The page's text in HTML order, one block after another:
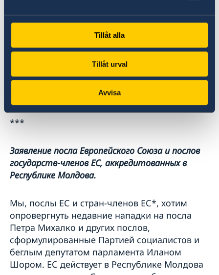
Tillåt alla
Tillåt urval
Avvisa
* Semnatarii sunt ambasadori ai: Uniunii
Europene, Austria, Belgia, Bulgaria, Republica
Cehă, Cipru, Croația, Danemarca, Estonia,
Finlanda, Franța, Germania, Grecia, Irlanda,
Italia, Letonia, Lituania, Olanda, Polonia,
România, Republica Slovacă, Spania, Suedia.
***
Заявление посла Европейского Союза и послов
государств-членов ЕС, аккредитованных в
Республике Молдова.
Мы, послы ЕС и стран-членов ЕС*, хотим
опровергнуть недавние нападки на посла
Петра Михалко и других послов,
сформулированные Партией социалистов и
беглым депутатом парламента Иланом
Шором. ЕС действует в Республике Молдова